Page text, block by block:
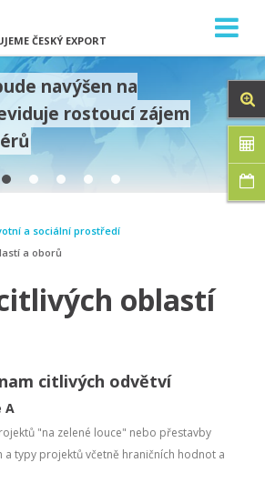
ČESKÝ EXPORT
navýšen na
rostoucí zájem
a sociální prostředí
a oborů
oblastí
citlivých odvětví
A
"na zelené louce" nebo přestavby
a typy projektů včetně hraničních hodnot a